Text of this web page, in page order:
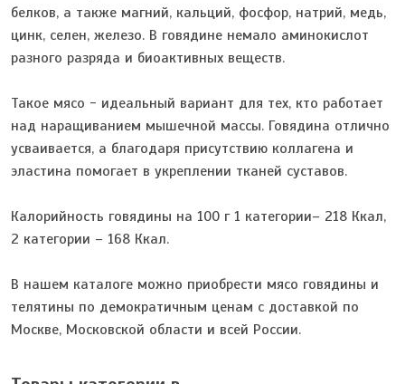
белков, а также магний, кальций, фосфор, натрий, медь,
цинк, селен, железо. В говядине немало аминокислот
разного разряда и биоактивных веществ.
Такое мясо - идеальный вариант для тех, кто работает
над наращиванием мышечной массы. Говядина отлично
усваивается, а благодаря присутствию коллагена и
эластина помогает в укреплении тканей суставов.
Калорийность говядины на 100 г 1 категории– 218 Ккал,
2 категории – 168 Ккал.
В нашем каталоге можно приобрести мясо говядины и
телятины по демократичным ценам с доставкой по
Москве, Московской области и всей России.